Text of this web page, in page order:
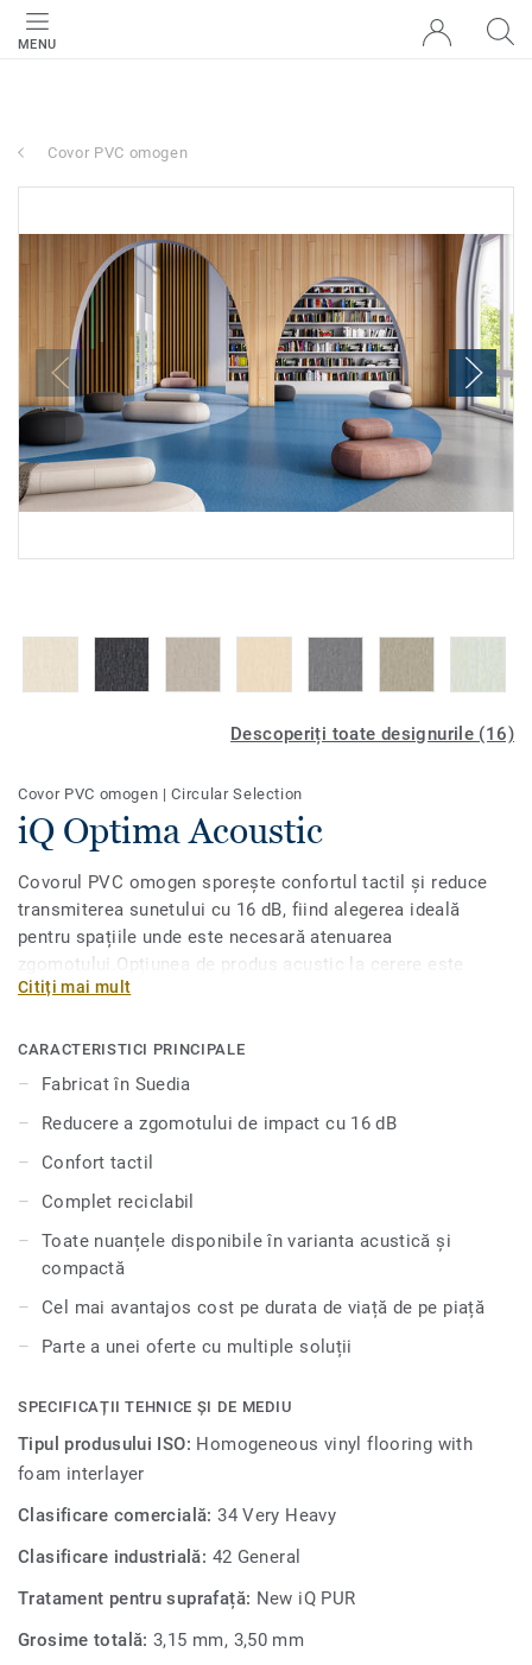
MENU
Covor PVC omogen
Descoperiți toate designurile (16)
Covor PVC omogen |Circular Selection
iQ Optima Acoustic
Covorul PVC omogen sporește confortul tactil și reduce
transmiterea sunetului cu 16 dB, fiind alegerea ideală
pentru spațiile unde este necesară atenuarea
zgomotului.Opțiunea de produs acustic la cerere este
disponibilă pentru toate cele 55 de nuanțe ale iQ Optimas
clasice.Conceput pentru zone cu trafic intens în instituții
educaționale și unități de sănătate, este extrem de durabil
durabilitate și ușurință în întreținere ca și versiunea
compactă.
Citiți mai mult
CARACTERISTICI PRINCIPALE
Fabricat în Suedia
Reducere a zgomotului de impact cu 16 dB
Confort tactil
Complet reciclabil
Toate nuanțele disponibile în varianta acustică și
compactă
Cel mai avantajos cost pe durata de viață de pe piață
Parte a unei oferte cu multiple soluții
SPECIFICAȚII TEHNICE ȘI DE MEDIU
Tipul produsului ISO: Homogeneous vinyl flooring with
foam interlayer
Clasificare comercială:34 Very Heavy
Clasificare industrială: 42 General
Tratament pentru suprafață: New iQ PUR
Grosime totală:3,15 mm, 3,50 mm